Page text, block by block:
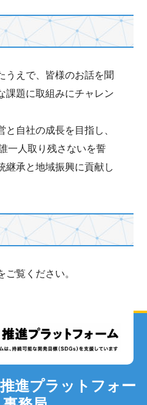
うえで、皆様のお話を聞
課題に取組みにチャレン
自社の成長を目指し、
一人取り残さないを誓
継承と地域振興に貢献し
ご覧ください。
進プラットフォー